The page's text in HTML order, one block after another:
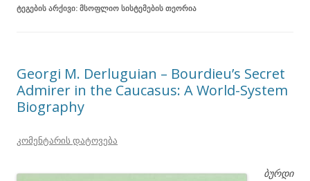
ᲢᲔᲒᲔᲑᲘᲡ ᲐᲠᲥᲘᲕᲘ: ᲛᲡᲝᲤᲚᲘᲝ ᲡᲘᲡᲢᲔᲛᲔᲑᲘᲡ ᲗᲔᲝᲠᲘᲐ
Georgi M. Derluguian – Bourdieu’s Secret
Admirer in the Caucasus: A World-System
Biography
კომენტარის დატოვება
ბურდი